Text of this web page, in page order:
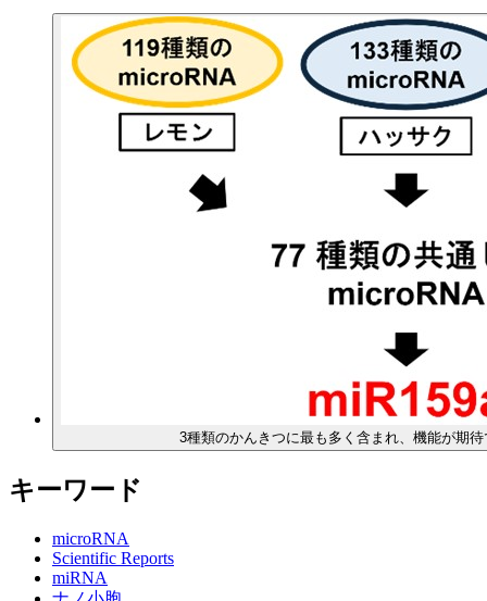
3種類のかんきつに最も多く含まれ、機能が期
キーワード
microRNA
Scientific Reports
miRNA